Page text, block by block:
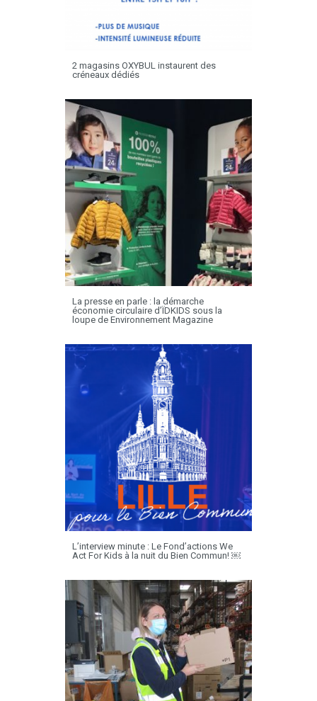
2 magasins OXYBUL instaurent des
créneaux dédiés
La presse en parle : la démarche
économie circulaire d’ÏDKIDS sous la
loupe de Environnement Magazine
L’interview minute : Le Fond’actions We
Act For Kids à la nuit du Bien Commun! ￼